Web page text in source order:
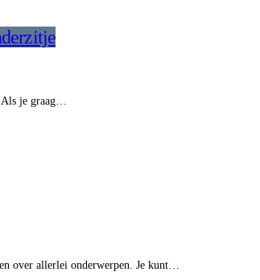
je graag…
over allerlei onderwerpen. Je kunt…